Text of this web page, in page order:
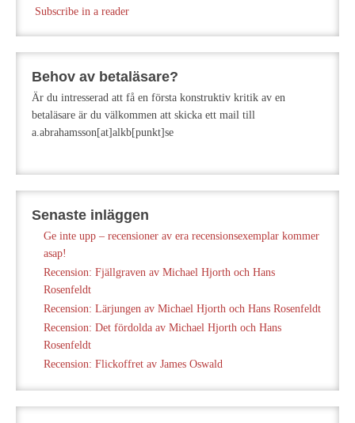
Subscribe in a reader
Behov av betaläsare?
Är du intresserad att få en första konstruktiv kritik av en
betaläsare är du välkommen att skicka ett mail till
a.abrahamsson[at]alkb[punkt]se
Senaste inläggen
Ge inte upp – recensioner av era recensionsexemplar kommer
asap!
Recension: Fjällgraven av Michael Hjorth och Hans
Rosenfeldt
Recension: Lärjungen av Michael Hjorth och Hans Rosenfeldt
Recension: Det fördolda av Michael Hjorth och Hans
Rosenfeldt
Recension: Flickoffret av James Oswald